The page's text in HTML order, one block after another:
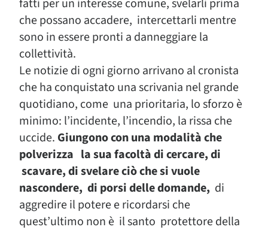
fatti per un interesse comune, svelarli prima
che possano accadere, intercettarli mentre
sono in essere pronti a danneggiare la
collettività.
Le notizie di ogni giorno arrivano al cronista
che ha conquistato una scrivania nel grande
quotidiano, come una prioritaria, lo sforzo è
minimo: l’incidente, l’incendio, la rissa che
uccide. Giungono con una modalità che
polverizza la sua facoltà di cercare, di
scavare, di svelare ciò che si vuole
nascondere, di porsi delle domande, di
aggredire il potere e ricordarsi che
quest’ultimo non è il santo protettore della